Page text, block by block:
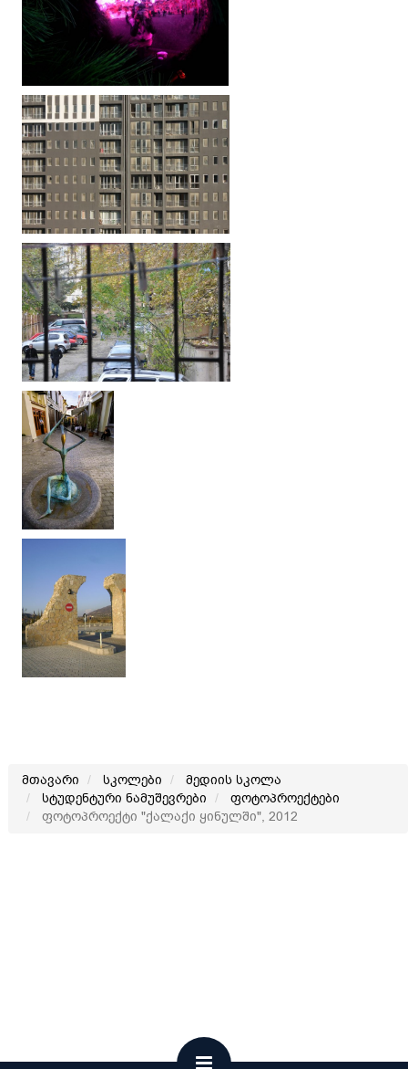
მთავარი სკოლები
მედიის სკოლა
სტუდენტური ნამუშევრები
ფოტოპროექტები
ფოტოპროექტი "ქალაქი ყინულში", 2012